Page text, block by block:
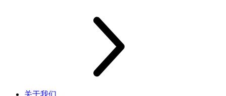
关于我们